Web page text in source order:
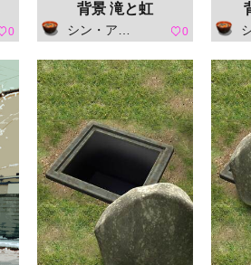
0
背景 滝と虹
シン・アスカセラ 0 シ